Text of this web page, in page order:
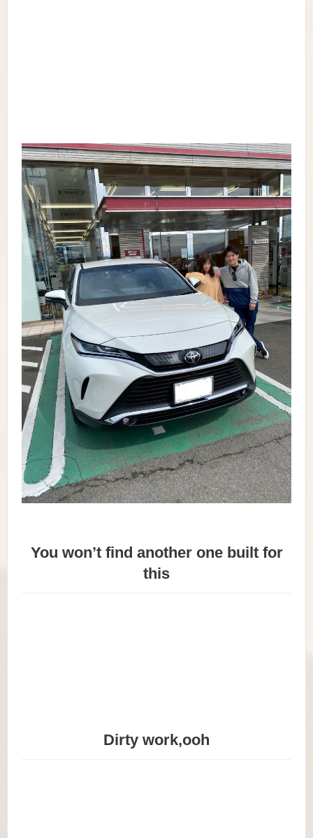
You won’t find another one built for
this
Dirty work,ooh